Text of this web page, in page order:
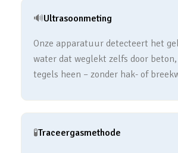
🔊Ultrasoonmeting
Onze apparatuur detecteert het
water dat weglekt zelfs door
tegels heen – zonder hak- of
🧪Traceergasmethode